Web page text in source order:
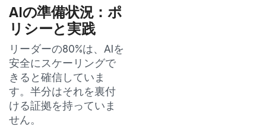
AIの準備状況：ポ
リシーと実践
リーダーの80%は、AIを
安全にスケーリングで
きると確信していま
す。半分はそれを裏付
ける証拠を持っていま
せん。